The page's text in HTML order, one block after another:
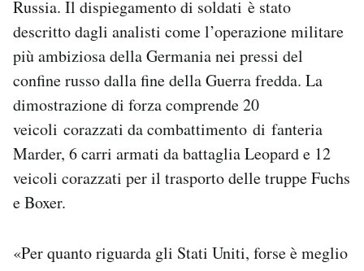
Russia. Il dispiegamento di soldati è stato
descritto dagli analisti come l’operazione militare
più ambiziosa della Germania nei pressi del
confine russo dalla fine della Guerra fredda. La
dimostrazione di forza comprende 20
veicoli corazzati da combattimento di fanteria
Marder, 6 carri armati da battaglia Leopard e 12
veicoli corazzati per il trasporto delle truppe Fuchs
e Boxer.
«Per quanto riguarda gli Stati Uniti, forse è meglio